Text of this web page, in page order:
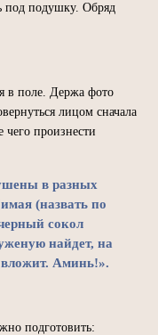
под подушку. Обряд
в поле. Держа фото
лицом сначала
чего произнести
в разных
(назвать по
сокол
найдет, на
вложит. Аминь!».
подготовить: